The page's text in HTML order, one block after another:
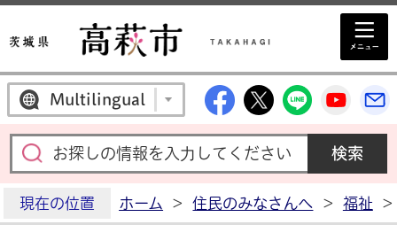
Multilingual 高萩市公式
高萩市公式X
高萩市
高
現在の位置 ホーム > 住民のみなさんへ > 福祉 >